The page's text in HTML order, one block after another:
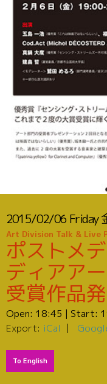
2015/02/06 Friday
Art Division Talk & Live
ポストメ
ディアア
受賞作品
Open: 18:45 | Start:
Export: iCal
To English